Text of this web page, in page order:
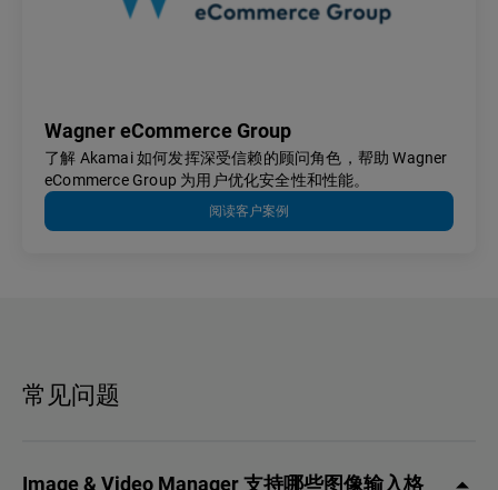
Wagner eCommerce Group
了解 Akamai 如何发挥深受信赖的顾问角色，帮助 Wagner
eCommerce Group 为用户优化安全性和性能。
阅读客户案例
常见问题
Image & Video Manager 支持哪些图像输入格